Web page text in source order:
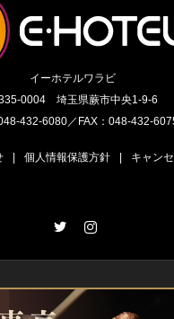
イーホテルワラビ
0004 埼玉県蕨市中央1-9-6
432-6080／FAX：048-432-
個人情報保護方針 キャン